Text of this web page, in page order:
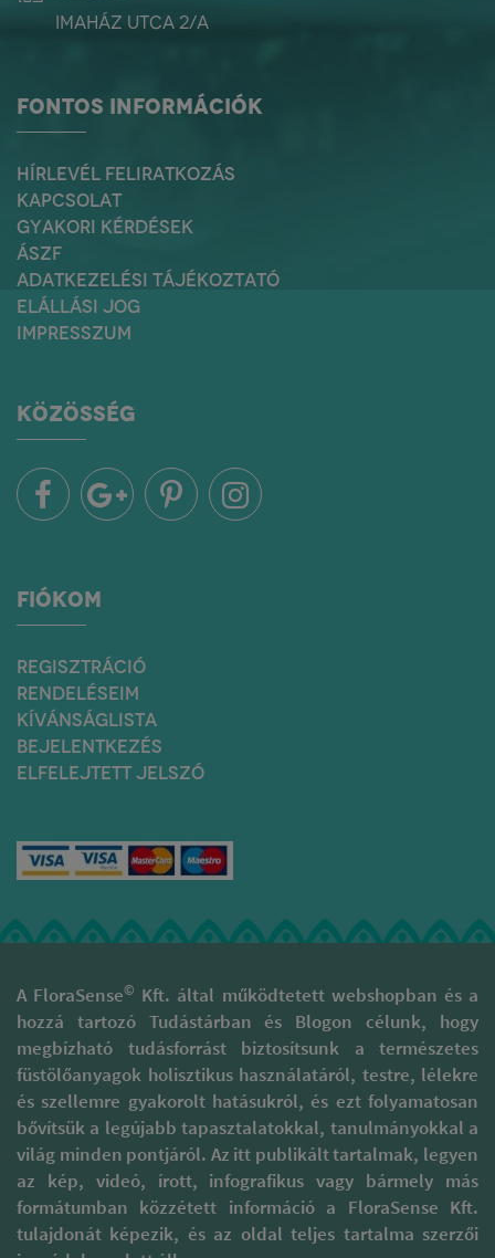
Imaház utca 2/a
FONTOS INFORMÁCIÓK
HÍRLEVÉL FELIRATKOZÁS
KAPCSOLAT
GYAKORI KÉRDÉSEK
ÁSZF
ADATKEZELÉSI TÁJÉKOZTATÓ
ELÁLLÁSI JOG
IMPRESSZUM
KÖZÖSSÉG
FIÓKOM
REGISZTRÁCIÓ
RENDELÉSEIM
KÍVÁNSÁGLISTA
BEJELENTKEZÉS
ELFELEJTETT JELSZÓ
A FloraSense© Kft. által működtetett webshopban és a
hozzá tartozó Tudástárban és Blogon célunk, hogy
megbízható tudásforrást biztosítsunk a természetes
füstölőanyagok holisztikus használatáról, testre, lélekre
és szellemre gyakorolt hatásukról, és ezt folyamatosan
bővítsük a legújabb tapasztalatokkal, tanulmányokkal a
világ minden pontjáról. Az itt publikált tartalmak, legyen
az kép, videó, írott, infografikus vagy bármely más
formátumban közzétett információ a FloraSense Kft.
tulajdonát képezik, és az oldal teljes tartalma szerzői